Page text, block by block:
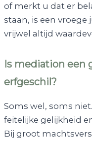
of merkt u dat er
staan, is een
vrijwel altijd
Is mediation een
erfgeschil?
Soms wel, soms
feitelijke gelijkheid
Bij groot